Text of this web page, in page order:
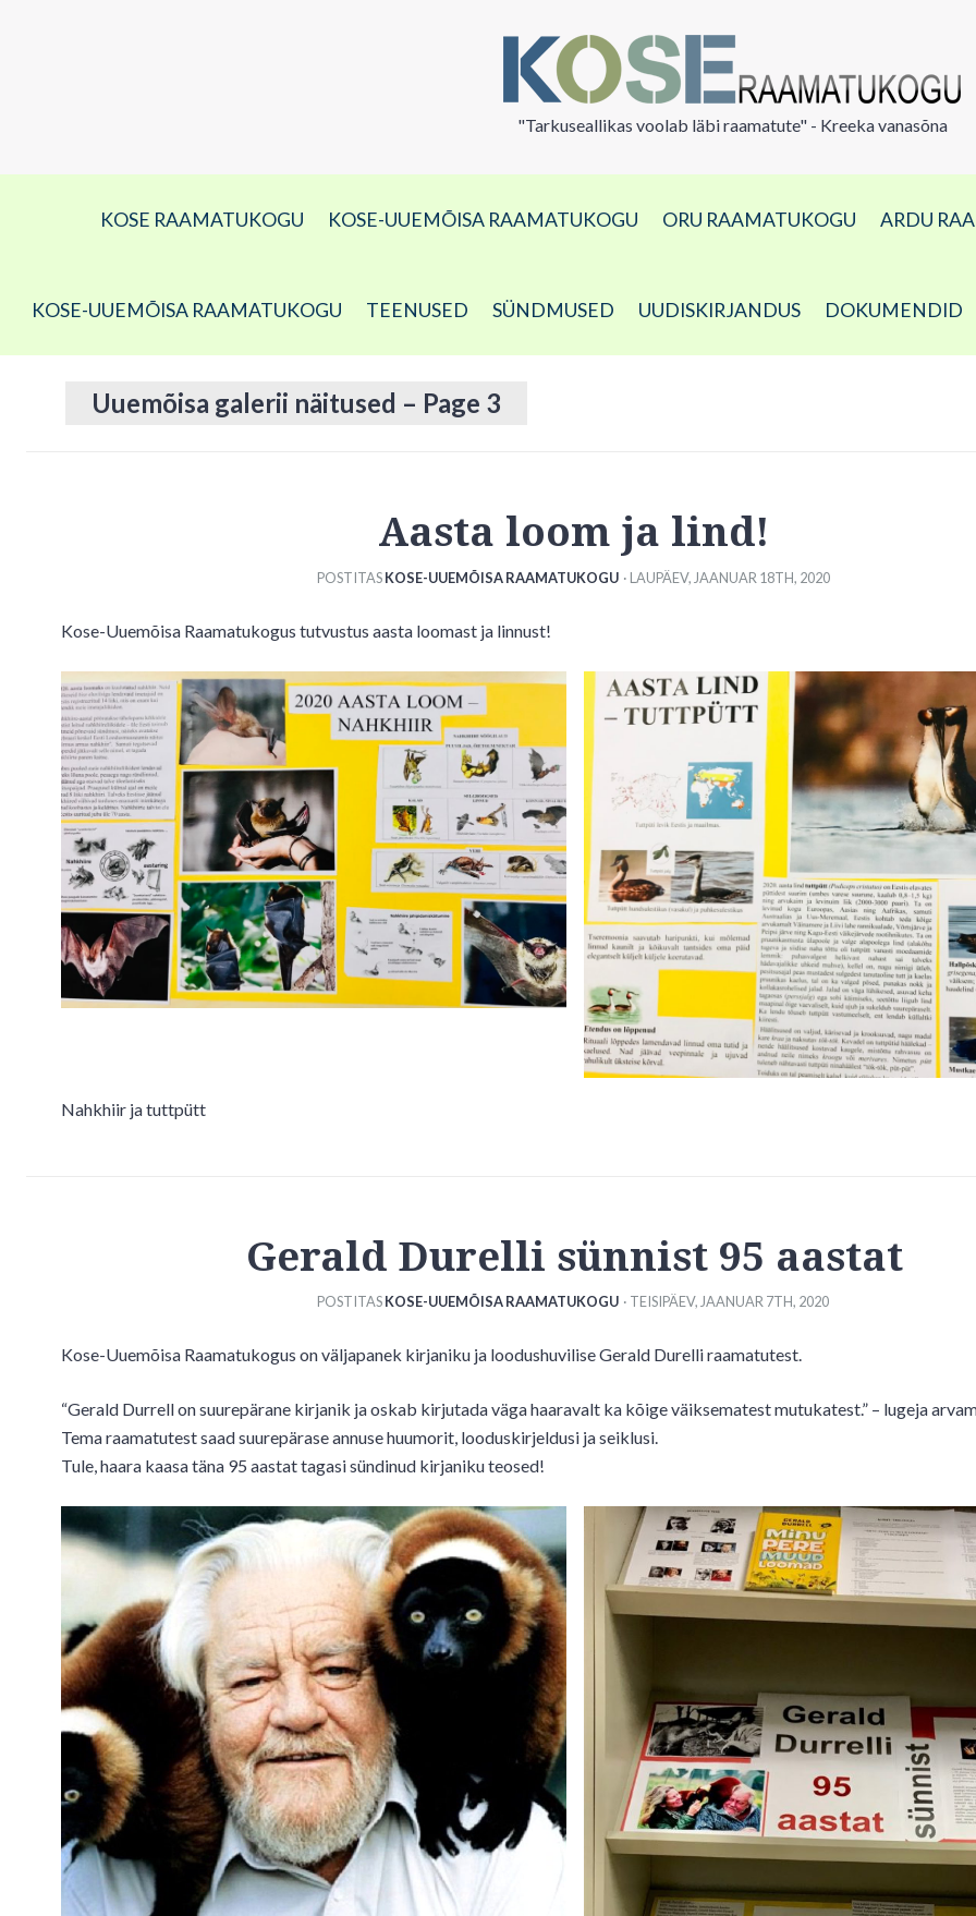
"Tarkuseallikas voolab läbi raamatute" - Kreeka vanasõna
KOSE RAAMATUKOGU KOSE-UUEMÕISA RAAMATUKOGU ORU RAAMATUKOGU ARDU
KOSE-UUEMÕISA RAAMATUKOGU TEENUSED SÜNDMUSED UUDISKIRJANDUS DOKUMENDID
Uuemõisa galerii näitused – Page 3
Aasta loom ja lind!
POSTITASKOSE-UUEMÕISA RAAMATUKOGU · LAUPÄEV, JAANUAR 18TH, 2020
Kose-Uuemõisa Raamatukogus tutvustus aasta loomast ja linnust!
Nahkhiir ja tuttpütt
Gerald Durelli sünnist 95 aastat
POSTITASKOSE-UUEMÕISA RAAMATUKOGU · TEISIPÄEV, JAANUAR 7TH, 2020
Kose-Uuemõisa Raamatukogus on väljapanek kirjaniku ja loodushuvilise Gerald Durelli raamatutest.
“Gerald Durrell on suurepärane kirjanik ja oskab kirjutada väga haaravalt ka kõige väiksematest mutukatest.” – lugeja
Tema raamatutest saad suurepärase annuse huumorit, looduskirjeldusi ja seiklusi.
Tule, haara kaasa täna 95 aastat tagasi sündinud kirjaniku teosed!